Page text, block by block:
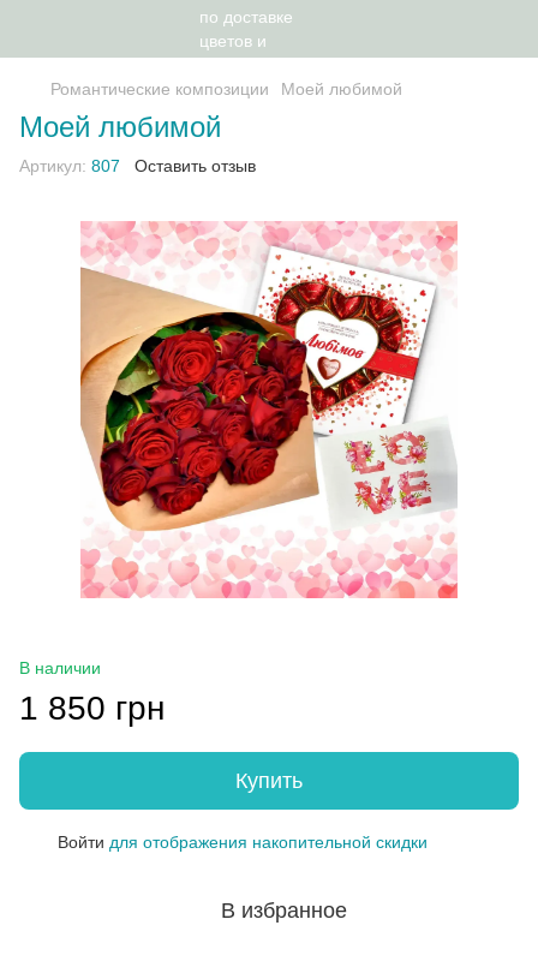
Романтические композиции Моей любимой
Моей любимой
Артикул: 807 Оставить отзыв
В наличии
1 850 грн
Купить
Войти для отображения накопительной скидки
В избранное